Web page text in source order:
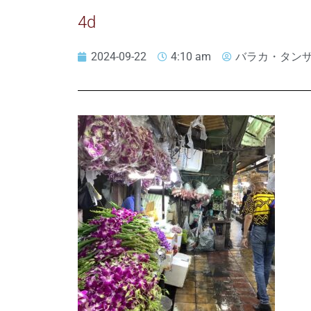
4d
2024-09-22 4:10 am バラカ・タン